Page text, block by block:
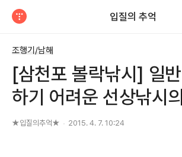
입질의 추억
조행기/남해
[삼천포 볼락낚시] 일
하기 어려운 선상낚시
★입질의추억★ 2015. 4. 7. 10:24